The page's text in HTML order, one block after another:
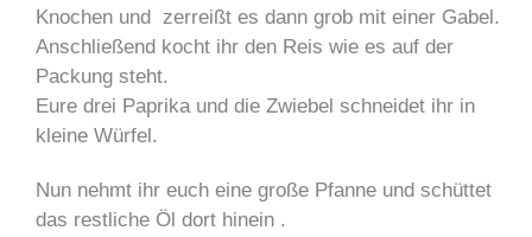
Knochen und zerreißt es dann grob mit einer Gabel.
Anschließend kocht ihr den Reis wie es auf der
Packung steht.
Eure drei Paprika und die Zwiebel schneidet ihr in
kleine Würfel.
Nun nehmt ihr euch eine große Pfanne und schüttet
das restliche Öl dort hinein .